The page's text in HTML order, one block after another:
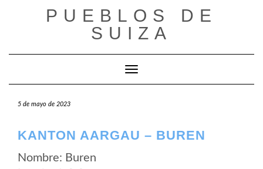
PUEBLOS DE
SUIZA
Cambiar modo de navegación
5 de mayo de 2023
KANTON AARGAU – BUREN
Nombre: Buren